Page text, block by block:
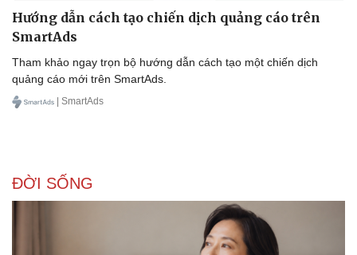
Hướng dẫn cách tạo chiến dịch quảng cáo trên
SmartAds
Tham khảo ngay trọn bộ hướng dẫn cách tạo một chiến dịch
quảng cáo mới trên SmartAds.
| SmartAds
ĐỜI SỐNG